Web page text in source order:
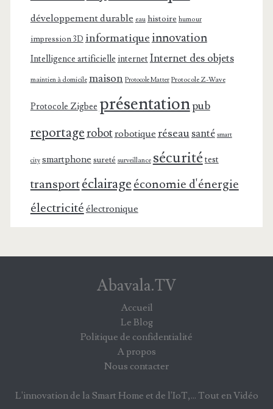
développement durable eau histoire humour
impression 3D informatiqueinnovation
Intelligence artificielle internet Internet des objets
maintien à domicile maison Protocole Matter Protocole Z-Wave
Protocole Zigbee présentationpub
reportagerobotrobotique réseausanté smart
city smartphone sureté surveillance sécuritétest
transportéclairageéconomie d'énergie
électricité électronique
Abavala.TV
Accueil
Le Blog
Politique de confidentialité
A propos
Nous contacter
L'innovation de la Smart Home et de l'IoT,... Tout en Vidéo